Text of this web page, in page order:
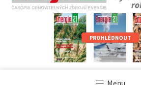
PROHLÉDNOUT
Menu